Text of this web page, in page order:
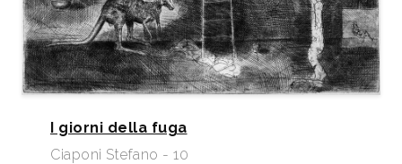
I giorni della fuga
Ciaponi Stefano - 10